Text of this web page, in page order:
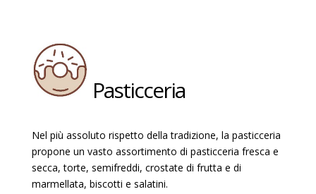
Pasticceria
Nel più assoluto rispetto della tradizione, la pasticceria
propone un vasto assortimento di pasticceria fresca e
secca, torte, semifreddi, crostate di frutta e di
marmellata, biscotti e salatini.